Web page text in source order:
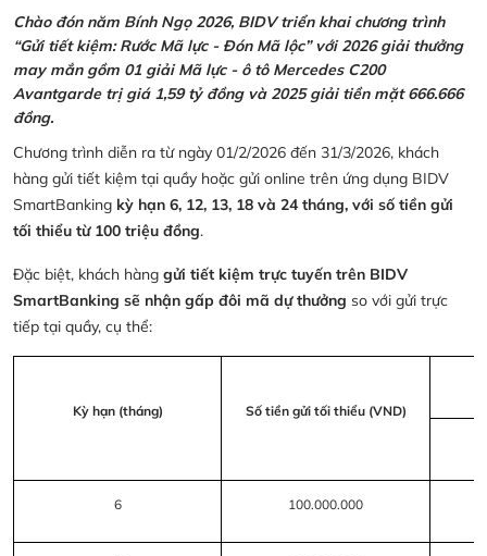
Chào đón năm Bính Ngọ 2026, BIDV triển khai chương trình
“Gửi tiết kiệm: Rước Mã lực - Đón Mã lộc” với 2026 giải thưởng
may mắn gồm 01 giải Mã lực - ô tô Mercedes C200
Avantgarde trị giá 1,59 tỷ đồng và 2025 giải tiền mặt 666.666
đồng.
Chương trình diễn ra từ ngày 01/2/2026 đến 31/3/2026, khách
hàng gửi tiết kiệm tại quầy hoặc gửi online trên ứng dụng BIDV
SmartBanking kỳ hạn 6, 12, 13, 18 và 24 tháng, với số tiền gửi
tối thiểu từ 100 triệu đồng.
Đặc biệt, khách hàng gửi tiết kiệm trực tuyến trên BIDV
SmartBanking sẽ nhận gấp đôi mã dự thưởng so với gửi trực
tiếp tại quầy, cụ thể:
Kỳ hạn (tháng) Số tiền gửi tối thiểu (VND)
6 100.000.000